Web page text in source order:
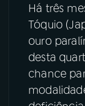
08
ACOMPANHE A
YouTube
Há três
Tóquio
ouro
desta
chance